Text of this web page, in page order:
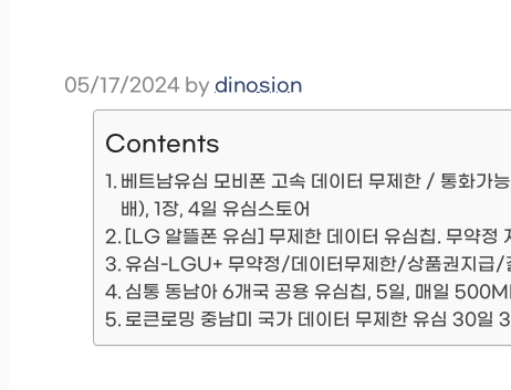
05/17/2024 by dinosion
Contents
베트남유심 모비폰 고속 데이터 무제한 / 통화가
배), 1장, 4일 유심스토어
[LG 알뜰폰 유심] 무제한 데이터 유심칩. 무약정
유심-LGU+ 무약정/데이터무제한/상품권지급/
심통 동남아 6개국 공용 유심칩, 5일, 매일
로큰로밍 중남미 국가 데이터 무제한 유심 30